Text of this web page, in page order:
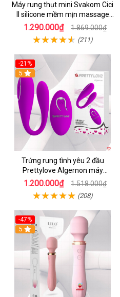
Máy rung thụt mini Svakom Cici
II silicone mềm mịn massage
điểm G cao cấp
1.290.000₫ 1.869.000₫
(211)
-21%
5
Trứng rung tình yêu 2 đầu
Prettylove Algernon máy
massage điểm G không dây
1.200.000₫ 1.518.000₫
(208)
-47%
5